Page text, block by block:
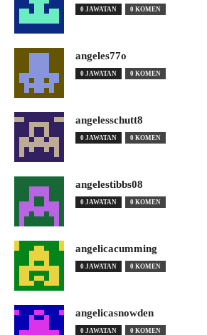
0 JAWATAN 0 KOMEN
angeles77o
0 JAWATAN 0 KOMEN
angelesschutt8
0 JAWATAN 0 KOMEN
angelestibbs08
0 JAWATAN 0 KOMEN
angelicacumming
0 JAWATAN 0 KOMEN
angelicasnowden
0 JAWATAN 0 KOMEN